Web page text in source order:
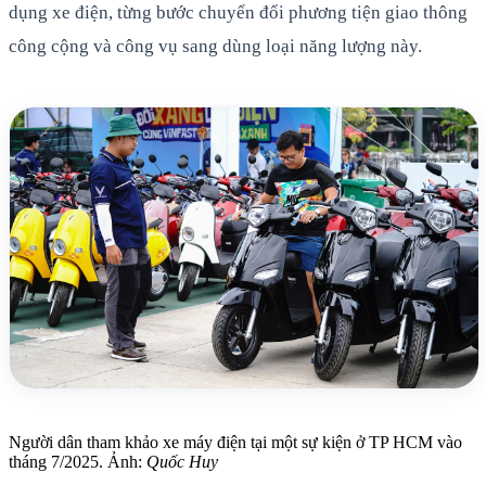
dụng xe điện, từng bước chuyển đổi phương tiện giao thông
công cộng và công vụ sang dùng loại năng lượng này.
Người dân tham khảo xe máy điện tại một sự kiện ở TP HCM vào
tháng 7/2025. Ảnh: Quốc Huy